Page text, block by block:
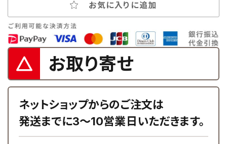
お気に入りに追加
お取り寄せ
ネットショップからのご注文は
発送までに3～10営業日いただきます。